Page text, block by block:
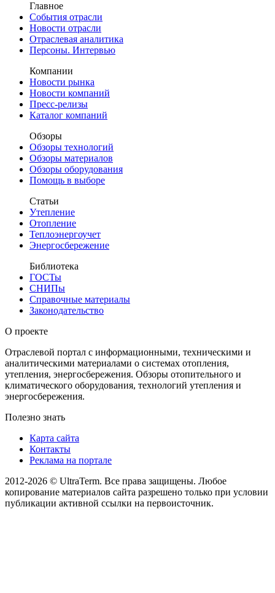
Главное
События отрасли
Новости отрасли
Отраслевая аналитика
Персоны. Интервью
Компании
Новости рынка
Новости компаний
Пресс-релизы
Каталог компаний
Обзоры
Обзоры технологий
Обзоры материалов
Обзоры оборудования
Помощь в выборе
Статьи
Утепление
Отопление
Теплоэнергоучет
Энергосбережение
Библиотека
ГОСТы
СНИПы
Справочные материалы
Законодательство
О проекте
Отраслевой портал с информационными, техническими и
аналитическими материалами о системах отопления,
утепления, энергосбережения. Обзоры отопительного и
климатического оборудования, технологий утепления и
энергосбережения.
Полезно знать
Карта сайта
Контакты
Реклама на портале
2012-2026 © UltraTerm. Все права защищены. Любое
копирование материалов сайта разрешено только при условии
публикации активной ссылки на первоисточник.